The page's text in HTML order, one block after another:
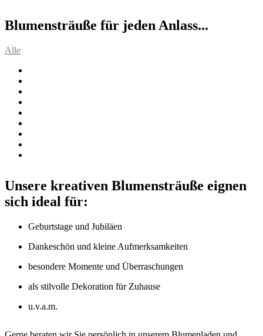
Blumensträuße für jeden Anlass...
Alle
Unsere kreativen Blumensträuße eignen
sich ideal für:
Geburtstage und Jubiläen
Dankeschön und kleine Aufmerksamkeiten
besondere Momente und Überraschungen
als stilvolle Dekoration für Zuhause
u.v.a.m.